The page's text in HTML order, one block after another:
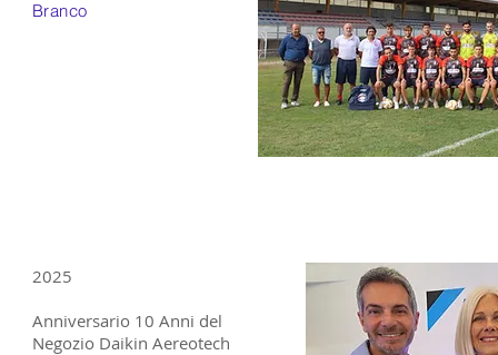
Branco
2025
Anniversario 10 Anni del
Negozio Daikin Aereotech